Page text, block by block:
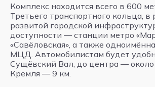
Комплекс находится всего в 600
Третьего транспортного кольца, в
развитой городской
доступности — станции метро
«Савёловская», а также
МЦД. Автомобилистам будет
Сущёвский Вал, до центра —
Кремля — 9 км.